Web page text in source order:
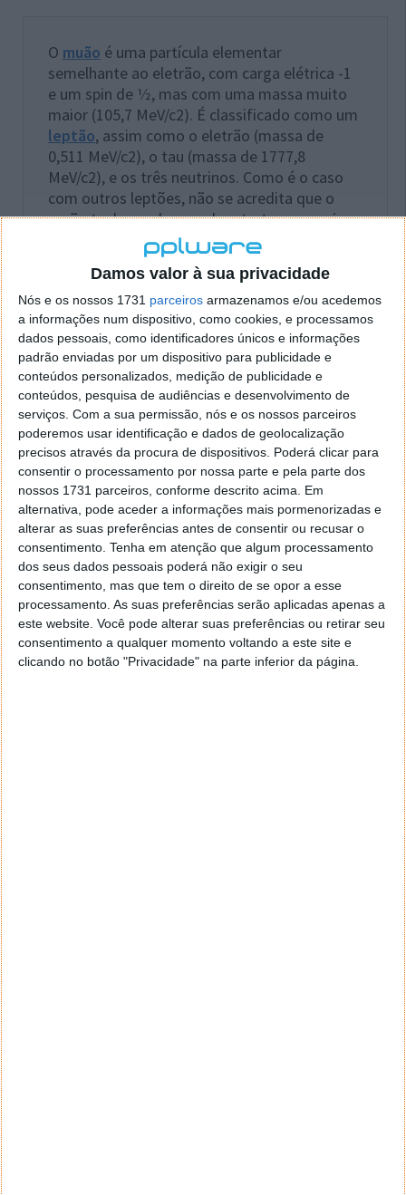
Damos valor à sua privacidade
Nós e os nossos 1731 parceiros armazenamos e/ou acedemos
a informações num dispositivo, como cookies, e processamos
dados pessoais, como identificadores únicos e informações
padrão enviadas por um dispositivo para publicidade e
conteúdos personalizados, medição de publicidade e
conteúdos, pesquisa de audiências e desenvolvimento de
serviços. Com a sua permissão, nós e os nossos parceiros
poderemos usar identificação e dados de geolocalização
precisos através da procura de dispositivos. Poderá clicar para
consentir o processamento por nossa parte e pela parte dos
nossos 1731 parceiros, conforme descrito acima. Em
alternativa, pode aceder a informações mais pormenorizadas e
alterar as suas preferências antes de consentir ou recusar o
consentimento. Tenha em atenção que algum processamento
dos seus dados pessoais poderá não exigir o seu
consentimento, mas que tem o direito de se opor a esse
processamento. As suas preferências serão aplicadas apenas a
este website. Você pode alterar suas preferências ou retirar seu
consentimento a qualquer momento voltando a este site e
clicando no botão "Privacidade" na parte inferior da página.
O muão é uma partícula elementar
semelhante ao eletrão, com carga elétrica -1
e um spin de 1⁄2, mas com uma massa muito
maior (105,7 MeV/c2). É classificado como um
leptão, assim como o eletrão (massa de
0,511 MeV/c2), o tau (massa de 1777,8
MeV/c2), e os três neutrinos. Como é o caso
com outros leptões, não se acredita que o
muão tenha qualquer sub-estrutura; ou seja,
não apresenta quaisquer partículas mais
Sinal cósmico que atravessa superfícies sólidas
até 100 metros
A equipa testou o MuWNS nas profundezas de um
edifício de vários andares, onde o GPS normal teria
dificuldade em manter a sua precisão. Um cientista
com um detetor de muões portátil foi enviado para a
cave de um edifício e a posição desse detetor foi
seguida através de quatro estações de referência no
sexto andar do edifício.